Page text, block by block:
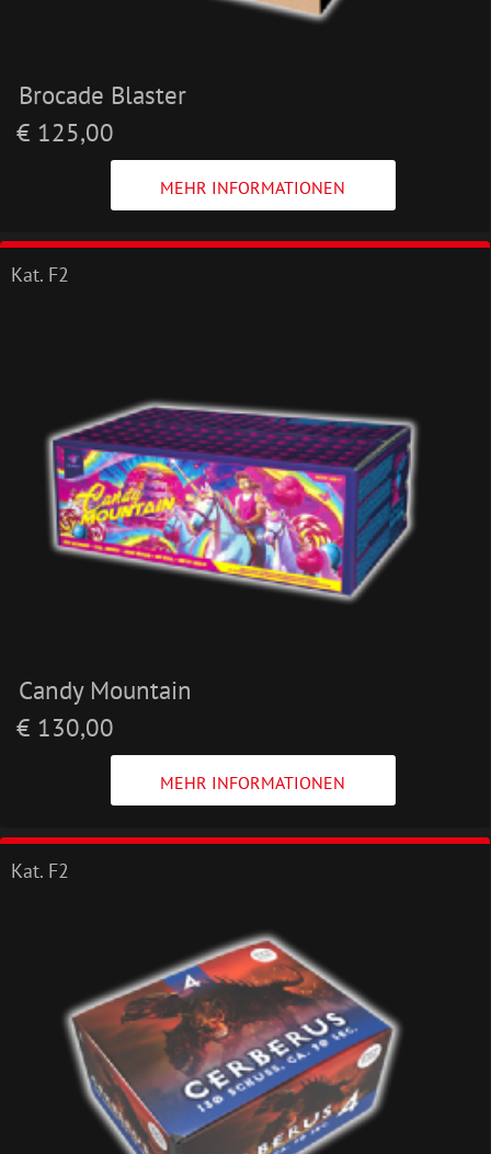
Brocade Blaster
€ 125,00
MEHR INFORMATIONEN
Kat. F2
Candy Mountain
€ 130,00
MEHR INFORMATIONEN
Kat. F2